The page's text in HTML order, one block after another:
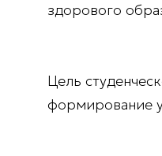
здорового
Цель
формирование